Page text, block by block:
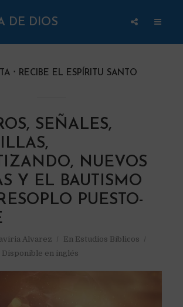
DE DIOS
RECIBE EL ESPÍRITU SANTO
SEÑALES,
NUEVOS
Y EL BAUTISMO
PUESTO-
Alvarez En Estudios Bíblicos
Disponible en inglés